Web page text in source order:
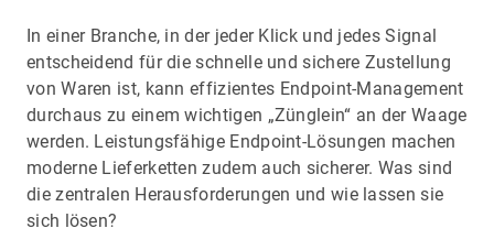
In einer Branche, in der jeder Klick und jedes Signal
entscheidend für die schnelle und sichere Zustellung
von Waren ist, kann effizientes Endpoint-Management
durchaus zu einem wichtigen „Zünglein“ an der Waage
werden. Leistungsfähige Endpoint-Lösungen machen
moderne Lieferketten zudem auch sicherer. Was sind
die zentralen Herausforderungen und wie lassen sie
sich lösen?